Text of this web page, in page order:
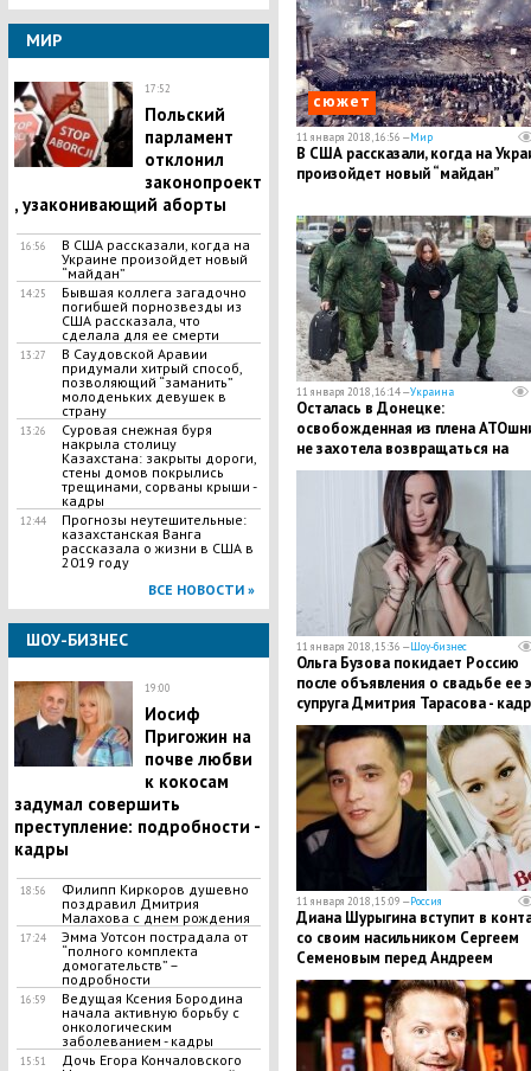
МИР
17:52
Польский
парламент
отклонил
законопроект
, узаконивающий аборты
16:56
В США рассказали, когда на
Украине произойдет новый
“майдан”
14:25
Бывшая коллега загадочно
погибшей порнозвезды из
США рассказала, что
сделала для ее смерти
13:27
​В Саудовской Аравии
придумали хитрый способ,
позволяющий “заманить”
молоденьких девушек в
страну
13:26
Суровая снежная буря
накрыла столицу
Казахстана: закрыты дороги,
стены домов покрылись
трещинами, сорваны крыши -
кадры
12:44
​Прогнозы неутешительные:
казахстанская Ванга
рассказала о жизни в США в
2019 году
ВСЕ НОВОСТИ »
ШОУ-БИЗНЕС
19:00
Иосиф
Пригожин на
почве любви
к кокосам
задумал совершить
преступление: подробности -
кадры
18:56
​Филипп Киркоров душевно
поздравил Дмитрия
Малахова с днем рождения
17:24
Эмма Уотсон пострадала от
“полного комплекта
домогательств” –
подробности
16:59
Ведущая Ксения Бородина
начала активную борьбу с
онкологическим
заболеванием - кадры
15:51
Дочь Егора Кончаловского
сюжет
11 января 2018, 16:56 —Мир
В США рассказали, когда на
произойдет новый “майдан”
11 января 2018, 16:14 —Украина
Осталась в Донецке:
освобожденная из плена
не захотела возвращаться на
Украину - подробности
11 января 2018, 15:36 —Шоу-бизнес
Ольга Бузова покидает Россию
после объявления о свадьбе ее
супруга Дмитрия Тарасова -
11 января 2018, 15:09 —Россия
Диана Шурыгина вступит в
со своим насильником Сергеем
Семеновым перед Андреем
Малаховым - подробности